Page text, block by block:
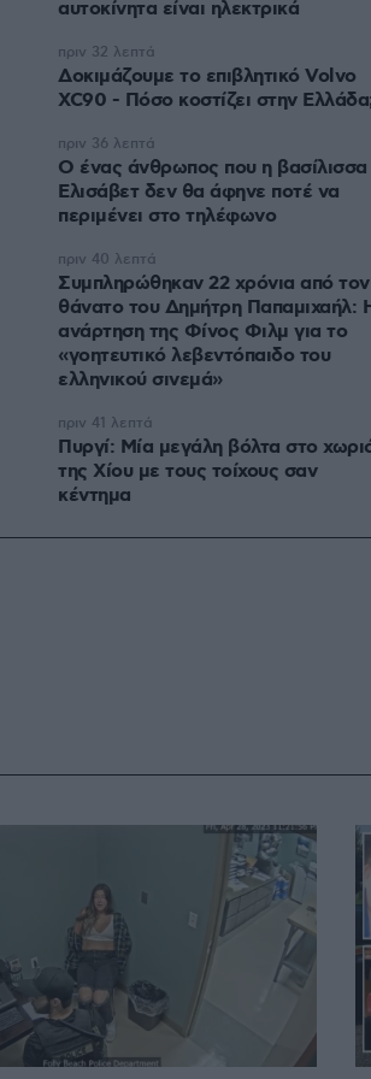
αυτοκίνητα είναι ηλεκτρικά
Δοκιμάζουμε το επιβλητικό Volvo
XC90 - Πόσο κοστίζει στην
πριν 32 λεπτά
Ο ένας άνθρωπος που η βασίλισσα
Ελισάβετ δεν θα άφηνε ποτέ να
περιμένει στο τηλέφωνο
πριν 36 λεπτά
Συμπληρώθηκαν 22 χρόνια από τον
θάνατο του Δημήτρη Παπαμιχαήλ:
ανάρτηση της Φίνος Φιλμ για το
«γοητευτικό λεβεντόπαιδο του
ελληνικού σινεμά»
πριν 40 λεπτά
Πυργί: Mία μεγάλη βόλτα στο
της Χίου με τους τοίχους σαν
κέντημα
πριν 41 λεπτά